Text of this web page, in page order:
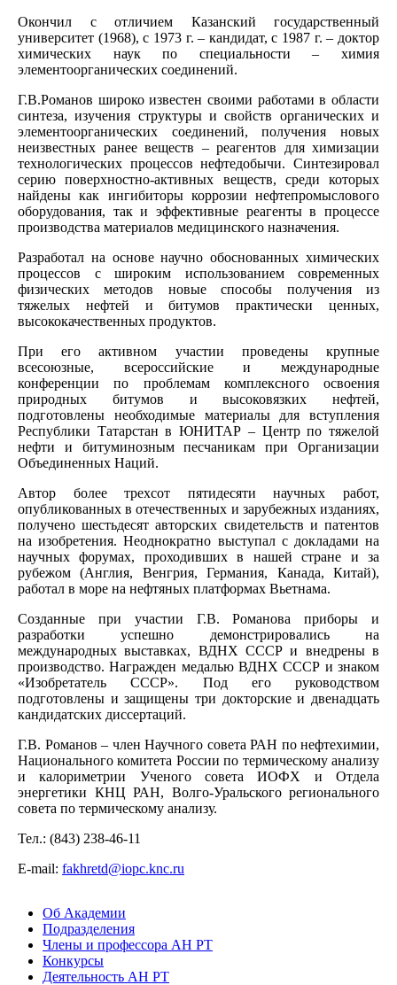
Окончил с отличием Казанский государственный
университет (1968), с 1973 г. – кандидат, с 1987 г. – доктор
химических наук по специальности – химия
элементоорганических соединений.
Г.В.Романов широко известен своими работами в области
синтеза, изучения структуры и свойств органических и
элементоорганических соединений, получения новых
неизвестных ранее веществ – реагентов для химизации
технологических процессов нефтедобычи. Синтезировал
серию поверхностно-активных веществ, среди которых
найдены как ингибиторы коррозии нефтепромыслового
оборудования, так и эффективные реагенты в процессе
производства материалов медицинского назначения.
Разработал на основе научно обоснованных химических
процессов с широким использованием современных
физических методов новые способы получения из
тяжелых нефтей и битумов практически ценных,
высококачественных продуктов.
При его активном участии проведены крупные
всесоюзные, всероссийские и международные
конференции по проблемам комплексного освоения
природных битумов и высоковязких нефтей,
подготовлены необходимые материалы для вступления
Республики Татарстан в ЮНИТАР – Центр по тяжелой
нефти и битуминозным песчаникам при Организации
Объединенных Наций.
Автор более трехсот пятидесяти научных работ,
опубликованных в отечественных и зарубежных изданиях,
получено шестьдесят авторских свидетельств и патентов
на изобретения. Неоднократно выступал с докладами на
научных форумах, проходивших в нашей стране и за
рубежом (Англия, Венгрия, Германия, Канада, Китай),
работал в море на нефтяных платформах Вьетнама.
Созданные при участии Г.В. Романова приборы и
разработки успешно демонстрировались на
международных выставках, ВДНХ СССР и внедрены в
производство. Награжден медалью ВДНХ СССР и знаком
«Изобретатель СССР». Под его руководством
подготовлены и защищены три докторские и двенадцать
кандидатских диссертаций.
Г.В. Романов – член Научного совета РАН по нефтехимии,
Национального комитета России по термическому анализу
и калориметрии Ученого совета ИОФХ и Отдела
энергетики КНЦ РАН, Волго-Уральского регионального
совета по термическому анализу.
Тел.: (843) 238-46-11
Е-mail: fakhretd@iopc.knc.ru
Об Академии
Подразделения
Члены и профессора АН РТ
Конкурсы
Деятельность АН РТ